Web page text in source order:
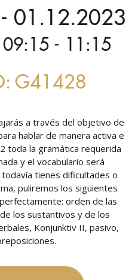
01.12.2023
- 11:15
G41428
a través del objetivo de
hablar de manera activa e
toda la gramática requerida
y el vocabulario será
tienes dificultades o
puliremos los siguientes
orden de las
los sustantivos y de los
Konjunktiv II, pasivo,